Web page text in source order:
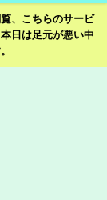
、こちらのサービ
日は足元が悪い中